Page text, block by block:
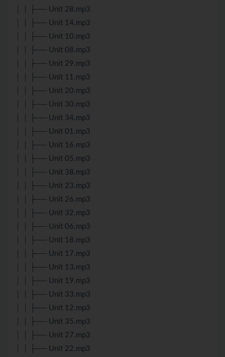
│ │ ├── Unit 28.mp3
│ │ ├── Unit 14.mp3
│ │ ├── Unit 10.mp3
│ │ ├── Unit 08.mp3
│ │ ├── Unit 29.mp3
│ │ ├── Unit 11.mp3
│ │ ├── Unit 20.mp3
│ │ ├── Unit 30.mp3
│ │ ├── Unit 34.mp3
│ │ ├── Unit 01.mp3
│ │ ├── Unit 16.mp3
│ │ ├── Unit 05.mp3
│ │ ├── Unit 38.mp3
│ │ ├── Unit 23.mp3
│ │ ├── Unit 26.mp3
│ │ ├── Unit 32.mp3
│ │ ├── Unit 06.mp3
│ │ ├── Unit 18.mp3
│ │ ├── Unit 17.mp3
│ │ ├── Unit 13.mp3
│ │ ├── Unit 19.mp3
│ │ ├── Unit 33.mp3
│ │ ├── Unit 12.mp3
│ │ ├── Unit 35.mp3
│ │ ├── Unit 27.mp3
│ │ ├── Unit 22.mp3